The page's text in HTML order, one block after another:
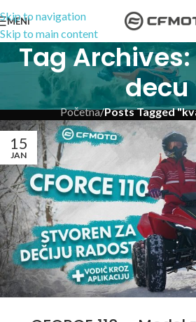
Skip to navigation
Skip to main content
MENI
Tag
decu
Početna/Posts Tagged
15
JAN